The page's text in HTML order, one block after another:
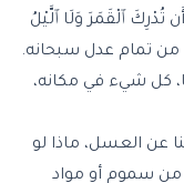
تُدْرِكَ ٱلْقَمَرَ وَلَا ٱلَّيْلُ
تمام عدل سبحانه.
كل شيء في مكانه،
عن العسل، ماذا لو
من سموم أو مواد